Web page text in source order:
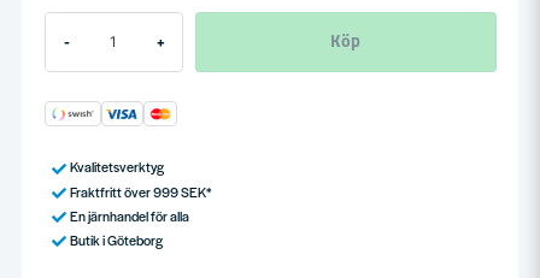
- + Köp
Kvalitetsverktyg
Fraktfritt över 999 SEK*
En järnhandel för alla
Butik i Göteborg